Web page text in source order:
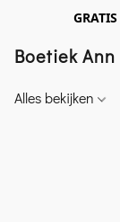
Boetiek Ann
Alles bekijken